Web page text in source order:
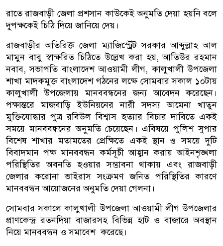
রাতে রাজবাড়ী জেলা প্রশসান কাউকেই অনুমতি দেয়া হয়নি বলে
দুপক্ষকেই চিঠি দিয়ে জানিয়ে দেয়।
রাজবাড়ীর অতিরিক্ত জেলা ম্যাজিস্ট্রেট সরকার আব্দুল্লাহ আল
মামুন বাবু স্বাক্ষরিত চিঠিতে উল্লেখ করা হয়, আতিউর রহমান
নবাব, সভাপতি বাংলাদেশ আওয়ামী লীগ, কালুখালী উপজেলা
শাখা মাদকমুক্ত বাংলাদেশ গঠনের লক্ষে সোমবার সকাল ১০টায়
কালুখালী উপজেলায় মানববন্ধনের জন্য আবেদন করেছেন।
পক্ষান্তরে মাজবাড়ি ইউনিয়নের নারী সদস্য আমেনা খাতুন
মুক্তিযোদ্ধার পুত্র রবিউল বিশ্বাস হত্যার বিচার দাবিতে একই
সময়ে মানববন্ধনের অনুমতি চেয়েছেন। এবিষয়ে পুলিশ সুপার
বিশেষ শাখার মতামতের প্রেক্ষিতে একই স্থান ও সময়ে দুটি
বিবাদমান পক্ষ মানববন্ধন কর্মসূচী আহ্বান করায় আইনশৃঙ্খলা
পরিস্থিতির অবনতি হওয়ার সম্ভাবনা থাকায় এবং রাজবাড়ী
জেলার করোনা ভাইরাস সংক্রমণ জনিত পরিস্থিতির কারণে
মানববন্ধন আয়োজনের অনুমতি দেয়া গেলনা।
সোমবার সকালে কালুখালী উপজেলা আওয়ামী লীগ উপজেলার
প্রাণকেন্দ্র রতনদিয়া বাজারসহ বিভিন্ন হাট ও বাজারে অবস্থান
নিয়ে মানববন্ধন ও সমাবেশ করেছে।